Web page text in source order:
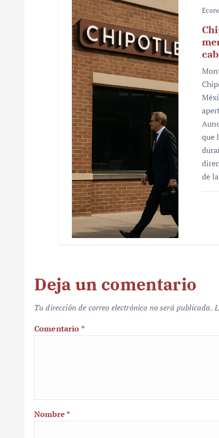
que
de
Deja un comentario
Tu dirección de correo electrónico no será publicada.
Comentario *
Nombre *